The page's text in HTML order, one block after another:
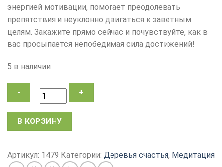
энергией мотивации, помогает преодолевать
препятствия и неуклонно двигаться к заветным
целям. Закажите прямо сейчас и почувствуйте, как в
вас просыпается непобедимая сила достижений!
5 в наличии
Количество
Счастья,
Красный
В КОРЗИНУ
Артикул: 1479 Категории: Деревья счастья, Медитация